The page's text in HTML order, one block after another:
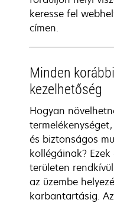
keresse fel
címen.
Minden
kezelhetőség
Hogyan
és biztonságos
kollégáinak?
területen
az üzembe
karbantartásig.